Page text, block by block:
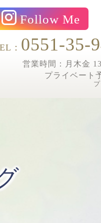
Follow Me
： 0551-35-
営業時間：月木金
プライベート